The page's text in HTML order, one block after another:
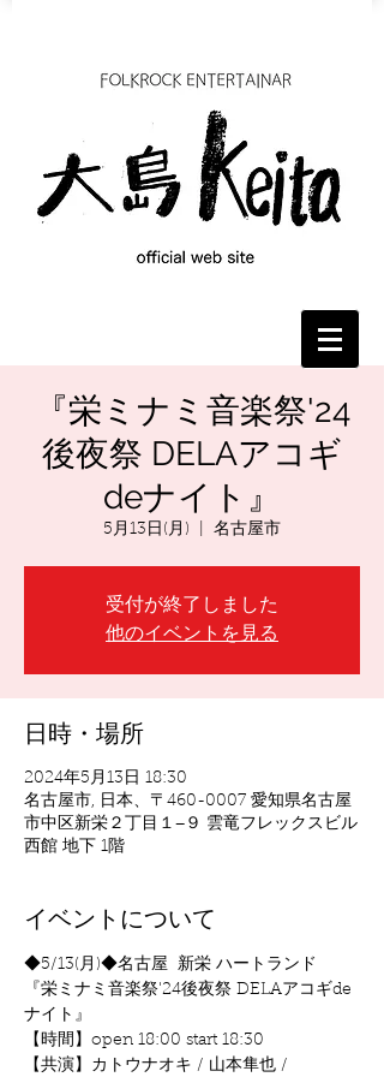
『栄ミナミ音楽祭'24
後夜祭 DELAアコギ
deナイト』
5月13日(月) 名古屋市
受付が終了しました
他のイベントを見る
日時・場所
2024年5月13日 18:30
名古屋市, 日本、〒460-0007 愛知県名古屋
市中区新栄２丁目１−９ 雲竜フレックスビル
西館 地下 1階
イベントについて
◆5/13(月)◆名古屋  新栄 ハートランド
『栄ミナミ音楽祭'24後夜祭 DELAアコギde
ナイト』
【時間】open 18:00 start 18:30
【共演】カトウナオキ / 山本隼也 /